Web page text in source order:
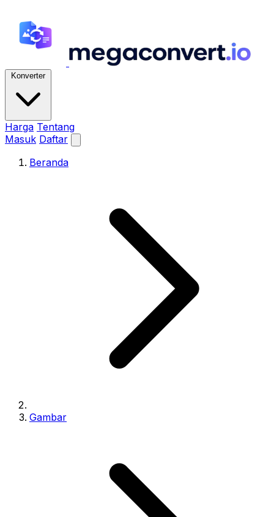
Konverter
Harga Tentang
Masuk Daftar
Beranda
Gambar